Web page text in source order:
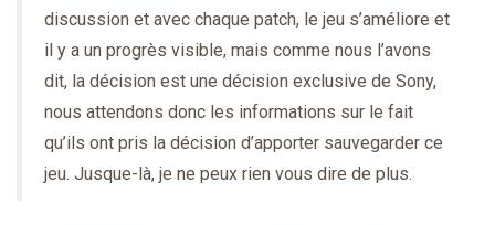
discussion et avec chaque patch, le jeu s’améliore et
il y a un progrès visible, mais comme nous l’avons
dit, la décision est une décision exclusive de Sony,
nous attendons donc les informations sur le fait
qu’ils ont pris la décision d’apporter sauvegarder ce
jeu. Jusque-là, je ne peux rien vous dire de plus.